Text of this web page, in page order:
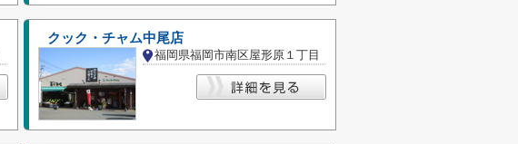
クック・チャム中尾店
福岡県福岡市南区屋形原１丁目